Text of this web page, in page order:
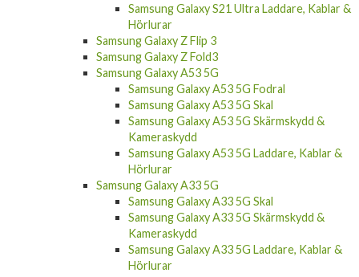
Samsung Galaxy S21 Ultra Laddare, Kablar &
Hörlurar
Samsung Galaxy Z Flip 3
Samsung Galaxy Z Fold3
Samsung Galaxy A53 5G
Samsung Galaxy A53 5G Fodral
Samsung Galaxy A53 5G Skal
Samsung Galaxy A53 5G Skärmskydd &
Kameraskydd
Samsung Galaxy A53 5G Laddare, Kablar &
Hörlurar
Samsung Galaxy A33 5G
Samsung Galaxy A33 5G Skal
Samsung Galaxy A33 5G Skärmskydd &
Kameraskydd
Samsung Galaxy A33 5G Laddare, Kablar &
Hörlurar